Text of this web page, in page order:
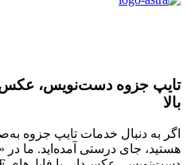
بالا
اگر به دنبال خدمات تایپ جزوه
هستید، جای درستی آمده‌اید. ما در